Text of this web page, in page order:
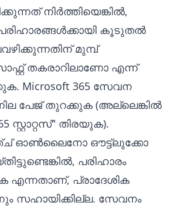
നിർത്തിയെങ്കിൽ,
കൂടുതൽ
മുമ്പ്
തകരാറിലാണോ എന്ന്
Microsoft 365 സേവന
പേജ്തുറക്കുക (അല്ലെങ്കിൽ
സ്റ്റാറ്റസ്" തിരയുക).
ഓൺലൈനോ ഔട്ട്‌ലുക്കോ
പരിഹാരം
എന്നതാണ്, പ്രാദേശിക
സഹായിക്കില്ല. സേവനം